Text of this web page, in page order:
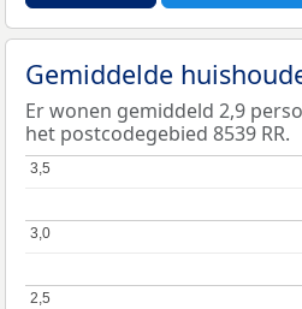
Gemiddelde
Er wonen gemiddeld 2,9
het postcodegebied 8539 RR.
2,5
2,5
3,0
3,0
3,5
3,5